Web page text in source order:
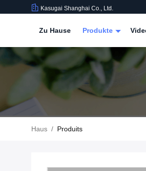
Kasugai Shanghai Co., Ltd.
Zu Hause Produkte
Haus / Produits